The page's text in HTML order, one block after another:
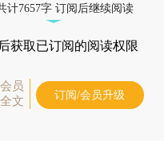
计7657字 订阅后继续阅读
后获取已订阅的阅读权限
员
文
订阅/会员升级